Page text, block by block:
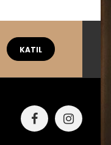
KATIL